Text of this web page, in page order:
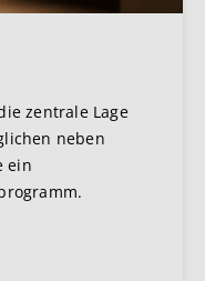
zentrale Lage
neben
ein